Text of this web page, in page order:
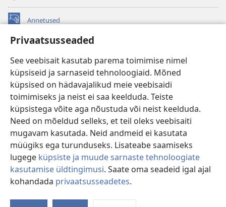
Privaatsusseaded
See veebisait kasutab parema toimimise nimel
küpsiseid ja sarnaseid tehnoloogiaid. Mõned
küpsised on hädavajalikud meie veebisaidi
toimimiseks ja neist ei saa keelduda. Teiste
küpsistega võite aga nõustuda või neist keelduda.
Need on mõeldud selleks, et teil oleks veebisaiti
mugavam kasutada. Neid andmeid ei kasutata
müügiks ega turunduseks. Lisateabe saamiseks
lugege küpsiste ja muude sarnaste tehnoloogiate
kasutamise üldtingimusi. Saate oma seadeid igal ajal
kohandada privaatsusseadetes.
Annetused
(avab
akna)
uue
akna) JW Hub
(avab
uue
akna) JW Library
Watchtower Library
Copyright© 2026 Watch Tower Bible and Tract Society of Pennsylvania.
KASUTUSTINGIMUSED
ANDMEKAITSETINGIMUSED
PRIVAATSUSSEADED